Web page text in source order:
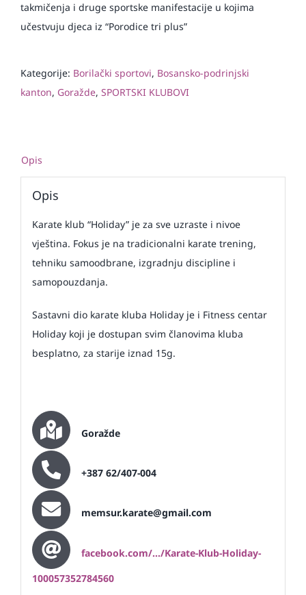
takmičenja i druge sportske manifestacije u kojima
učestvuju djeca iz “Porodice tri plus”
Kategorije: Borilački sportovi, Bosansko-podrinjski
kanton, Goražde, SPORTSKI KLUBOVI
Opis
Opis
Karate klub “Holiday” je za sve uzraste i nivoe
vještina. Fokus je na tradicionalni karate trening,
tehniku samoodbrane, izgradnju discipline i
samopouzdanja.
Sastavni dio karate kluba Holiday je i Fitness centar
Holiday koji je dostupan svim članovima kluba
besplatno, za starije iznad 15g.
Goražde
+387 62/407-004
memsur.karate@gmail.com
facebook.com/…/Karate-Klub-Holiday-
100057352784560